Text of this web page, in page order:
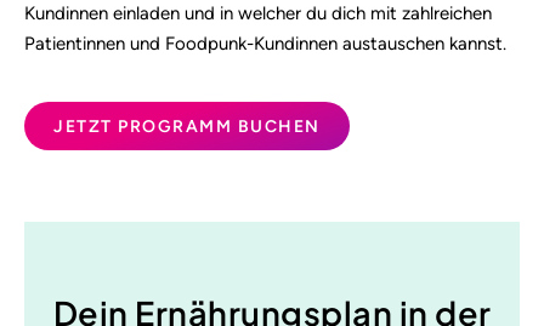
Kundinnen einladen und in welcher du dich mit zahlreichen
Patientinnen und Foodpunk-Kundinnen austauschen kannst.
JETZT PROGRAMM BUCHEN
Dein Ernährungsplan in der